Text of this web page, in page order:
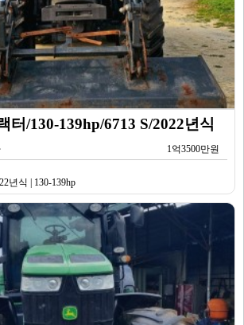
터/130-139hp/6713 S/2022년식
1억3500만원
년식 | 130-139hp